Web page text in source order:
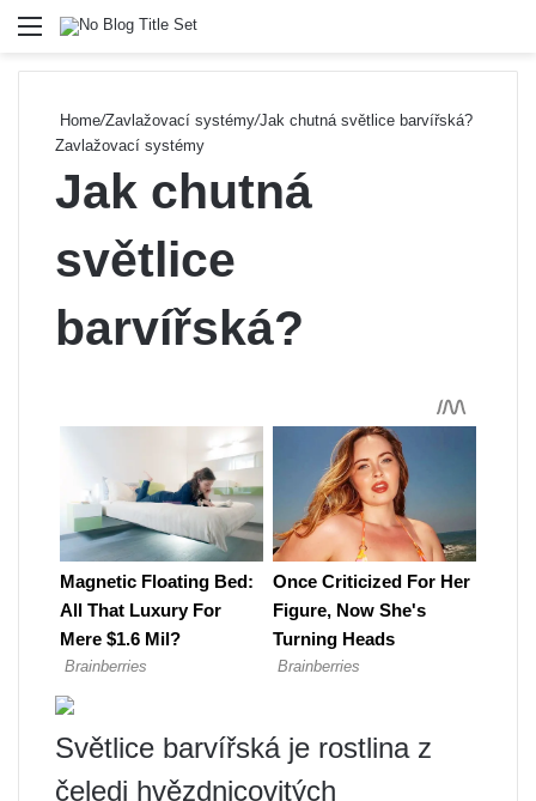
Menu
Home/Zavlažovací systémy/Jak chutná světlice barvířská?
Zavlažovací systémy
Jak chutná
světlice
barvířská?
Světlice barvířská je rostlina z
čeledi hvězdnicovitých